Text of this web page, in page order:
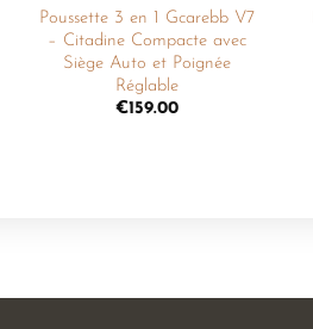
Poussette 3 en 1 Gcarebb V7
– Citadine Compacte avec
Siège Auto et Poignée
Réglable
€159.00